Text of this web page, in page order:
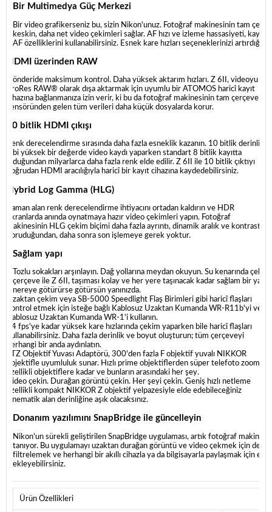
Bir Multimedya Güç Merkezi
Bir video grafikerseniz bu, sizin Nikon'unuz. Fotoğraf makinesinin tam
keskin, daha net video çekimleri sağlar. AF hızı ve izleme hassasiyeti, kayıt
AF özelliklerini kullanabilirsiniz. Esnek kare hızları seçeneklerinizi
HDMI üzerinden RAW
Gönderide maksimum kontrol. Daha yüksek aktarım hızları. Z 6II, videoyu
ProRes RAW® olarak dışa aktarmak için uyumlu bir ATOMOS haricî kayıt
cihazına bağlanmanıza izin verir, ki bu da fotoğraf makinesinin tam çerçeveli
sensöründen gelen tüm verileri daha küçük dosyalarda korur.
10 bitlik HDMI çıkışı
Renk derecelendirme sırasında daha fazla esneklik kazanın. 10 bitlik derinlik
gibi yüksek bir değerde video kaydı yaparken standart 8 bitlik kayıtta
olduğundan milyarlarca daha fazla renk elde edilir. Z 6II ile 10 bitlik çıktıyı
doğrudan HDMI aracılığıyla haricî bir kayıt cihazına kaydedebilirsiniz.
Hybrid Log Gamma (HLG)
Zaman alan renk derecelendirme ihtiyacını ortadan kaldırın ve HDR
ekranlarda anında oynatmaya hazır video çekimleri yapın. Fotoğraf
makinesinin HLG çekim biçimi daha fazla ayrıntı, dinamik aralık ve kontrastı
koruduğundan, daha sonra son işlemeye gerek yoktur.
Sağlam yapı
Tozlu sokakları arşınlayın. Dağ yollarına meydan okuyun. Su kenarında
çerçeve ile Z 6II, taşıması kolay ve her yere taşınacak kadar sağlam bir
nereye götürürse götürsün yanınızda.
Uzaktan çekim veya SB-5000 Speedlight Flaş Birimleri gibi haricî flaşları
kontrol etmek için isteğe bağlı Kablosuz Uzaktan Kumanda WR-R11b'yi ve
Kablosuz Uzaktan Kumanda WR-1'i kullanın.
14 fps'ye kadar yüksek kare hızlarında çekim yaparken bile haricî flaşları
kullanabilirsiniz. Daha fazla derinlik ve boyut oluşturun; tüm çerçeveyi
herhangi bir anda aydınlatın.
FTZ Objektif Yuvası Adaptörü, 300'den fazla F objektif yuvalı NIKKOR
objektifle uyumluluk sunar. Hızlı prime objektiflerden süper telefoto zoom
özellikli objektiflere kadar ve bunların arasındaki her şey.
Video çekin. Durağan görüntü çekin. Her şeyi çekin. Geniş hızlı netleme
özellikli kompakt NIKKOR Z objektif yelpazesiyle elde edebileceğiniz
sinematik alan derinliğine aşık olacaksınız.
Donanım yazılımını SnapBridge ile güncelleyin
Nikon'un sürekli geliştirilen SnapBridge uygulaması, artık fotoğraf
tanıyor. Bu uygulamayı uzaktan durağan görüntü ve video çekmek için de
filtrelemek ve herhangi bir akıllı cihazla ya da bilgisayarla paylaşmak için
ekleyebilirsiniz.
Ürün Özellikleri